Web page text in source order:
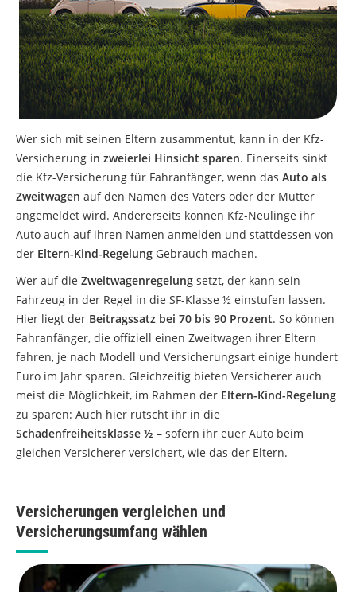
Wer sich mit seinen Eltern zusammentut, kann in der Kfz-
Versicherung in zweierlei Hinsicht sparen. Einerseits sinkt
die Kfz-Versicherung für Fahranfänger, wenn das Auto als
Zweitwagen auf den Namen des Vaters oder der Mutter
angemeldet wird. Andererseits können Kfz-Neulinge ihr
Auto auch auf ihren Namen anmelden und stattdessen von
der Eltern-Kind-Regelung Gebrauch machen.
Wer auf die Zweitwagenregelung setzt, der kann sein
Fahrzeug in der Regel in die SF-Klasse ½ einstufen lassen.
Hier liegt der Beitragssatz bei 70 bis 90 Prozent. So können
Fahranfänger, die offiziell einen Zweitwagen ihrer Eltern
fahren, je nach Modell und Versicherungsart einige hundert
Euro im Jahr sparen. Gleichzeitig bieten Versicherer auch
meist die Möglichkeit, im Rahmen der Eltern-Kind-Regelung
zu sparen: Auch hier rutscht ihr in die
Schadenfreiheitsklasse ½ – sofern ihr euer Auto beim
gleichen Versicherer versichert, wie das der Eltern.
Versicherungen vergleichen und
Versicherungsumfang wählen